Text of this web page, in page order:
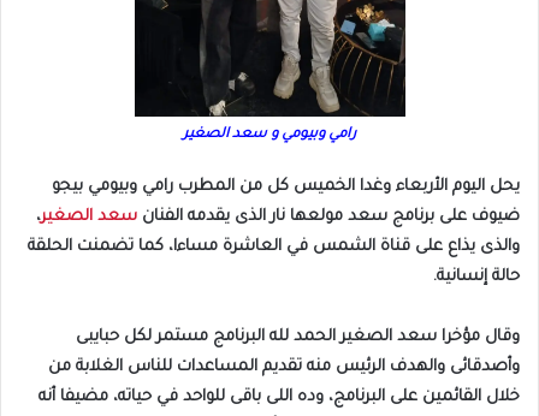
رامي وبيومي و سعد الصغير
يحل اليوم الأربعاء وغدا الخميس كل من المطرب رامي وبيومي بيجو
ضيوف على برنامج سعد مولعها نار الذى يقدمه الفنان سعد الصغير،
والذى يذاع على قناة الشمس في العاشرة مساءا، كما تضمنت الحلقة
حالة إنسانية.
وقال مؤخرا سعد الصغير الحمد لله البرنامج مستمر لكل حبايبى
وأصدقائى والهدف الرئيس منه تقديم المساعدات للناس الغلابة من
خلال القائمين على البرنامج، وده اللى باقى للواحد في حياته، مضيفا أنه